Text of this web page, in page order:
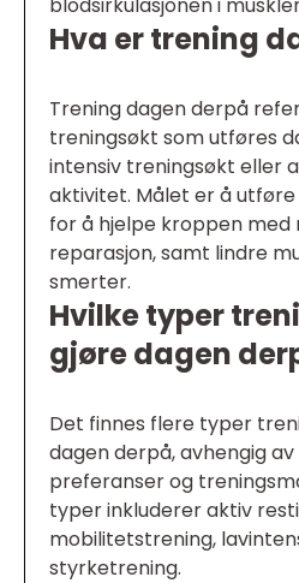
blodsirkulasjonen i
Hva er trening
Trening dagen derpå
treningsøkt som utføres
intensiv treningsøkt eller
aktivitet. Målet er å
for å hjelpe kroppen med
reparasjon, samt lindre
smerter.
Hvilke typer
gjøre dagen
Det finnes flere typer
dagen derpå, avhengig av
preferanser og
typer inkluderer aktiv
mobilitetstrening,
styrketrening.